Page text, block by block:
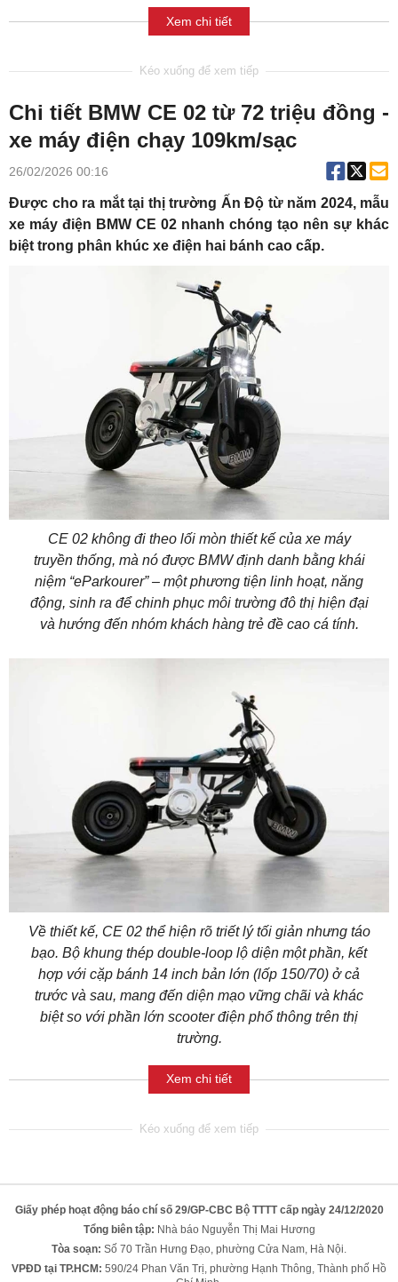
Xem chi tiết
Chi tiết BMW CE 02 từ 72 triệu đồng -
xe máy điện chạy 109km/sạc
26/02/2026 00:16
Được cho ra mắt tại thị trường Ấn Độ từ năm 2024, mẫu
xe máy điện BMW CE 02 nhanh chóng tạo nên sự khác
biệt trong phân khúc xe điện hai bánh cao cấp.
CE 02 không đi theo lối mòn thiết kế của xe máy
truyền thống, mà nó được BMW định danh bằng khái
niệm “eParkourer” – một phương tiện linh hoạt, năng
động, sinh ra để chinh phục môi trường đô thị hiện đại
và hướng đến nhóm khách hàng trẻ đề cao cá tính.
Về thiết kế, CE 02 thể hiện rõ triết lý tối giản nhưng táo
bạo. Bộ khung thép double-loop lộ diện một phần, kết
hợp với cặp bánh 14 inch bản lớn (lốp 150/70) ở cả
trước và sau, mang đến diện mạo vững chãi và khác
biệt so với phần lớn scooter điện phổ thông trên thị
trường.
Xem chi tiết
Giấy phép hoạt động báo chí số 29/GP-CBC Bộ TTTT cấp ngày 24/12/2020
Tổng biên tập: Nhà báo Nguyễn Thị Mai Hương
Tòa soạn: Số 70 Trần Hưng Đạo, phường Cửa Nam, Hà Nội.
VPĐD tại TP.HCM: 590/24 Phan Văn Trị, phường Hạnh Thông, Thành phố Hồ